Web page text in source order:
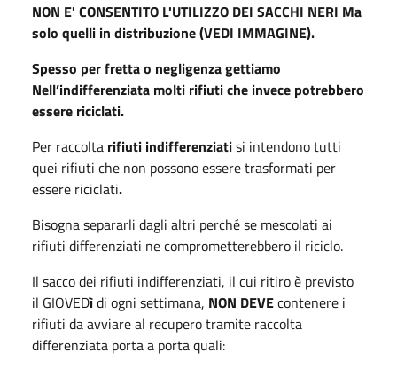
NON E' CONSENTITO L'UTILIZZO DEI SACCHI NERI Ma
solo quelli in distribuzione (VEDI IMMAGINE).
Spesso per fretta o negligenza gettiamo
Nell’indifferenziata molti rifiuti che invece potrebbero
essere riciclati.
Per raccolta rifiuti indifferenziatisi intendono tutti
quei rifiuti che non possono essere trasformati per
essere riciclati.
Bisogna separarli dagli altri perché se mescolati ai
rifiuti differenziati ne comprometterebbero il riciclo.
Il sacco dei rifiuti indifferenziati, il cui ritiro è previsto
il GIOVEDìdi ogni settimana, NON DEVEcontenere i
rifiuti da avviare al recupero tramite raccolta
differenziata porta a porta quali: